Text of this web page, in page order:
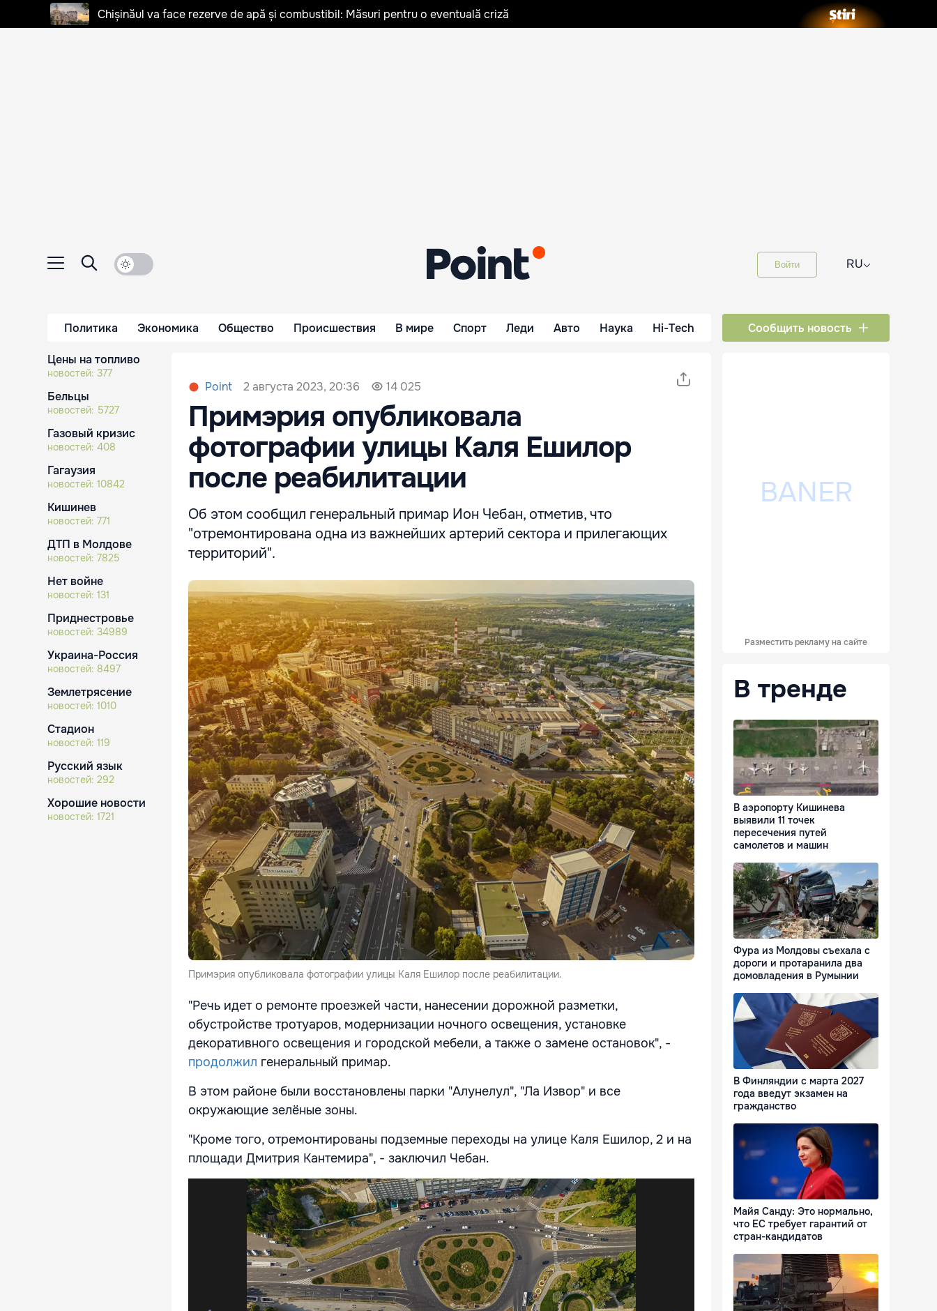
Chișinăul va face rezerve de apă și combustibil: Măsuri pentru o eventuală criză
Войти RU⌵
Политика Экономика Общество Происшествия В мире Спорт Леди Авто Наука Hi-Tech Сообщить новость
Цены на топливо
новостей: 377
Бельцы
новостей: 5727
Газовый кризис
новостей: 408
Гагаузия
новостей: 10842
Кишинев
новостей: 771
ДТП в Молдове
новостей: 7825
Нет войне
новостей: 131
Приднестровье
новостей: 34989
Украина-Россия
новостей: 8497
Землетрясение
новостей: 1010
Стадион
новостей: 119
Русский язык
новостей: 292
Хорошие новости
новостей: 1721
Point 2 августа 2023, 20:36 14 025
Примэрия опубликовала
фотографии улицы Каля Ешилор
после реабилитации
Об этом сообщил генеральный примар Ион Чебан, отметив, что
"отремонтирована одна из важнейших артерий сектора и прилегающих
территорий".
Примэрия опубликовала фотографии улицы Каля Ешилор после реабилитации.
"Речь идет о ремонте проезжей части, нанесении дорожной разметки,
обустройстве тротуаров, модернизации ночного освещения, установке
декоративного освещения и городской мебели, а также о замене остановок", -
продолжил генеральный примар.
В этом районе были восстановлены парки "Алунелул", "Ла Извор" и все
окружающие зелёные зоны.
"Кроме того, отремонтированы подземные переходы на улице Каля Ешилор, 2 и на
площади Дмитрия Кантемира", - заключил Чебан.
Разместить рекламу на сайте
В тренде
В аэропорту Кишинева
выявили 11 точек
пересечения путей
самолетов и машин
Фура из Молдовы съехала с
дороги и протаранила два
домовладения в Румынии
В Финляндии с марта 2027
года введут экзамен на
гражданство
Майя Санду: Это нормально,
что ЕС требует гарантий от
стран-кандидатов